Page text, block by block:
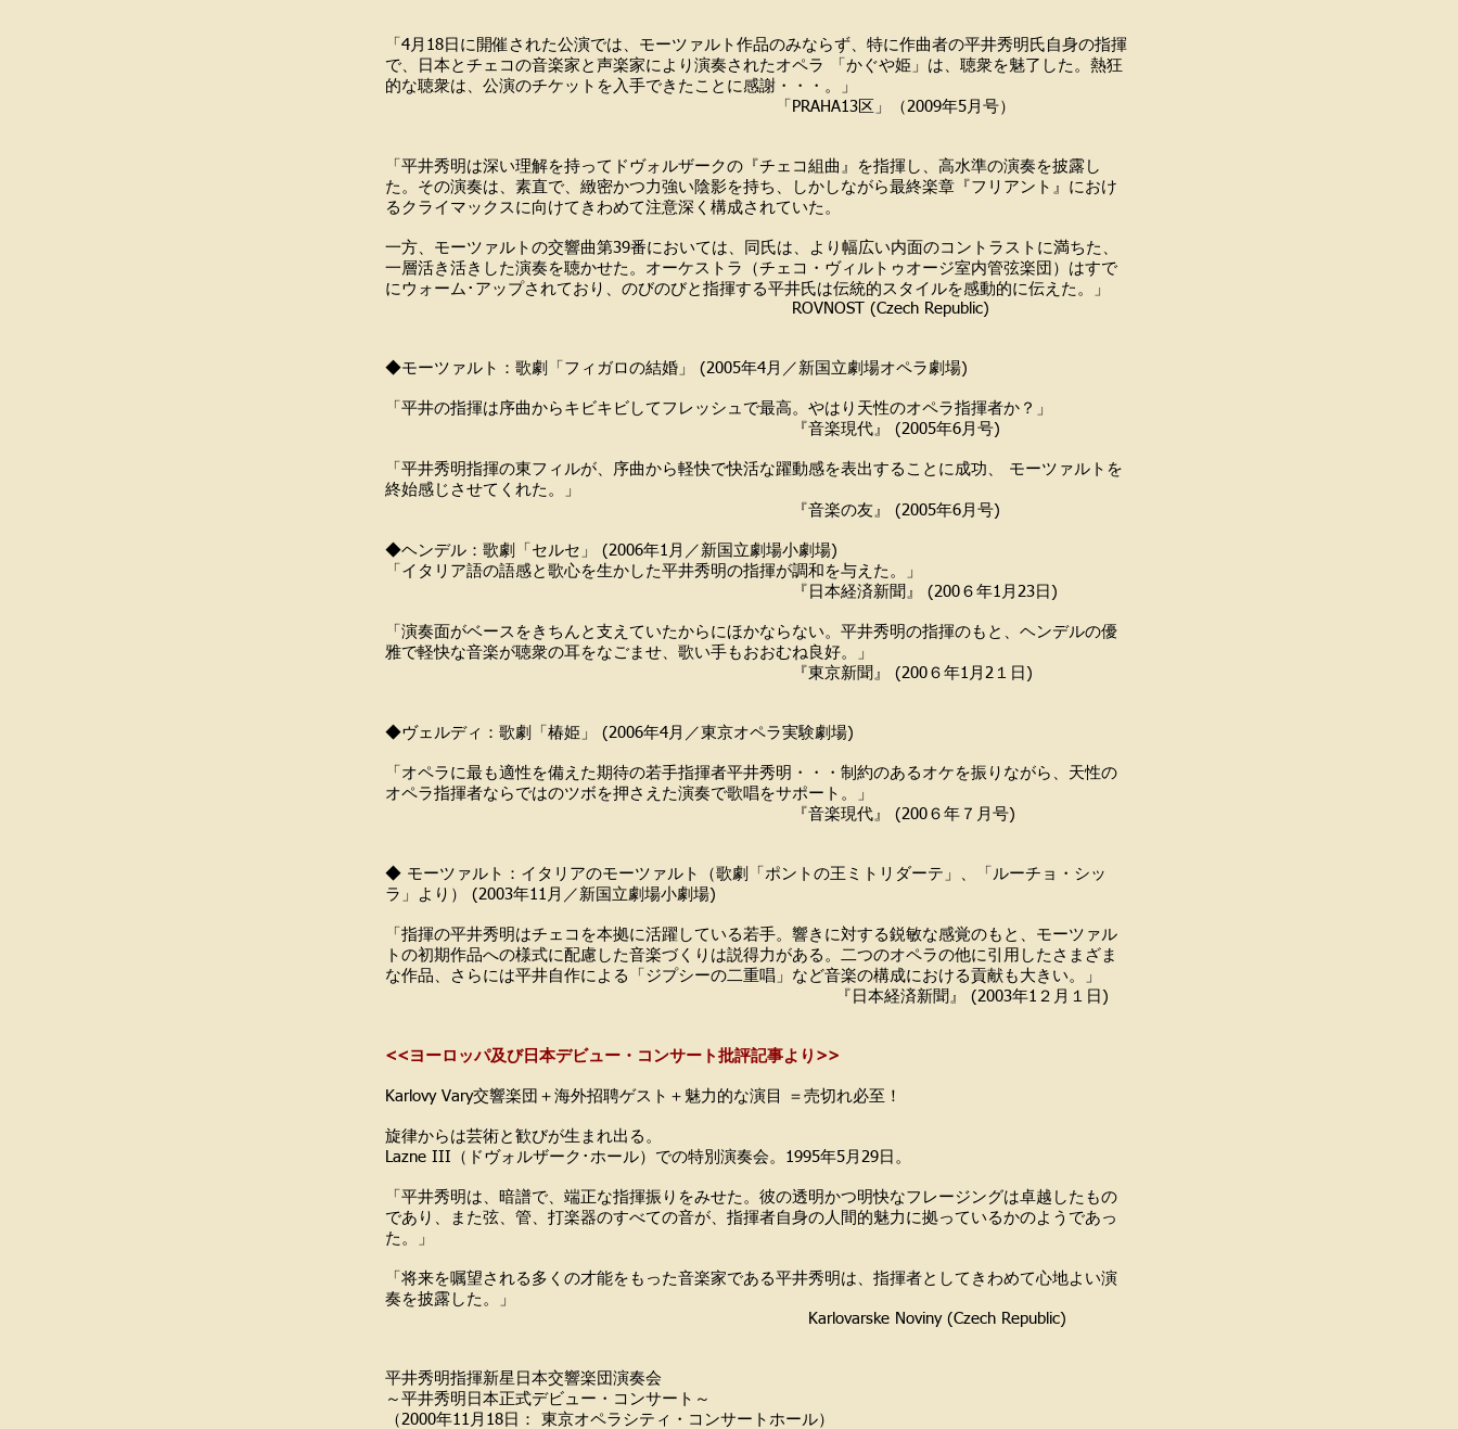
「4月18日に開催された公演では、モーツァルト作品のみならず、特に作曲者の平井秀明氏自身の指揮
で、日本とチェコの音楽家と声楽家により演奏されたオペラ 「かぐや姫」は、聴衆を魅了した。熱狂
的な聴衆は、公演のチケットを入手できたことに感謝・・・。」
「PRAHA13区」（2009年5月号）
「平井秀明は深い理解を持ってドヴォルザークの『チェコ組曲』を指揮し、高水準の演奏を披露し
た。その演奏は、素直で、緻密かつ力強い陰影を持ち、しかしながら最終楽章『フリアント』におけ
るクライマックスに向けてきわめて注意深く構成されていた。
一方、モーツァルトの交響曲第39番においては、同氏は、より幅広い内面のコントラストに満ちた、
一層活き活きした演奏を聴かせた。オーケストラ（チェコ・ヴィルトゥオージ室内管弦楽団）はすで
にウォーム･アップされており、のびのびと指揮する平井氏は伝統的スタイルを感動的に伝えた。」
ROVNOST (Czech Republic)
◆モーツァルト：歌劇「フィガロの結婚」 (2005年4月／新国立劇場オペラ劇場)
「平井の指揮は序曲からキビキビしてフレッシュで最高。やはり天性のオペラ指揮者か？」
『音楽現代』 (2005年6月号)
「平井秀明指揮の東フィルが、序曲から軽快で快活な躍動感を表出することに成功、 モーツァルトを
終始感じさせてくれた。」
『音楽の友』 (2005年6月号)
◆ヘンデル：歌劇「セルセ」 (2006年1月／新国立劇場小劇場)
「イタリア語の語感と歌心を生かした平井秀明の指揮が調和を与えた。」
『日本経済新聞』 (200６年1月23日)
「演奏面がベースをきちんと支えていたからにほかならない。平井秀明の指揮のもと、ヘンデルの優
雅で軽快な音楽が聴衆の耳をなごませ、歌い手もおおむね良好。」
『東京新聞』 (200６年1月2１日)
◆ヴェルディ：歌劇「椿姫」 (2006年4月／東京オペラ実験劇場)
「オペラに最も適性を備えた期待の若手指揮者平井秀明・・・制約のあるオケを振りながら、天性の
オペラ指揮者ならではのツボを押さえた演奏で歌唱をサポート。」
『音楽現代』 (200６年７月号)
◆ モーツァルト：イタリアのモーツァルト（歌劇「ポントの王ミトリダーテ」、「ルーチョ・シッ
ラ」より） (2003年11月／新国立劇場小劇場)
「指揮の平井秀明はチェコを本拠に活躍している若手。響きに対する鋭敏な感覚のもと、モーツァル
トの初期作品への様式に配慮した音楽づくりは説得力がある。二つのオペラの他に引用したさまざま
な作品、さらには平井自作による「ジプシーの二重唱」など音楽の構成における貢献も大きい。」
『日本経済新聞』 (2003年1２月１日)
<<ヨーロッパ及び日本デビュー・コンサート批評記事より>>
Karlovy Vary交響楽団＋海外招聘ゲスト＋魅力的な演目 ＝売切れ必至！
旋律からは芸術と歓びが生まれ出る。
Lazne III（ドヴォルザーク･ホール）での特別演奏会。1995年5月29日。
「平井秀明は、暗譜で、端正な指揮振りをみせた。彼の透明かつ明快なフレージングは卓越したもの
であり、また弦、管、打楽器のすべての音が、指揮者自身の人間的魅力に拠っているかのようであっ
た。」
「将来を嘱望される多くの才能をもった音楽家である平井秀明は、指揮者としてきわめて心地よい演
奏を披露した。」
Karlovarske Noviny (Czech Republic)
平井秀明指揮新星日本交響楽団演奏会
～平井秀明日本正式デビュー・コンサート～
（2000年11月18日： 東京オペラシティ・コンサートホール）